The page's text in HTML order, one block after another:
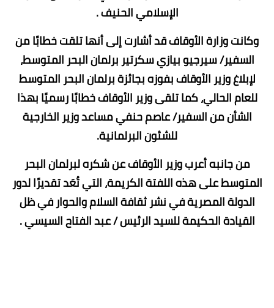
الإسلامي الحنيف .
وكانت وزارة الأوقاف قد أشارت إلى أنها تلقت خطابًا من
السفير/ سيرجيو بيازي سكرتير برلمان البحر المتوسط،
لإبلاغ وزير الأوقاف بفوزه بجائزة برلمان البحر المتوسط
للعام الحالي، كما تلقى وزير الأوقاف خطابًا رسميًا بهذا
الشأن من السفير/ عاصم حنفي مساعد وزير الخارجية
للشئون البرلمانية.
من جانبه أعرب وزير الأوقاف عن شكره لبرلمان البحر
المتوسط على هذه اللفتة الكريمة، التي تُعَد تقديرًا لدور
الدولة المصرية في نشر ثقافة السلام والحوار في ظل
القيادة الحكيمة للسيد الرئيس / عبد الفتاح السيسي .